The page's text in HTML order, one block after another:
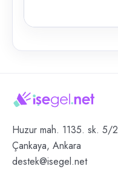
Huzur mah. 1135. sk. 5/2
Çankaya, Ankara
destek@isegel.net